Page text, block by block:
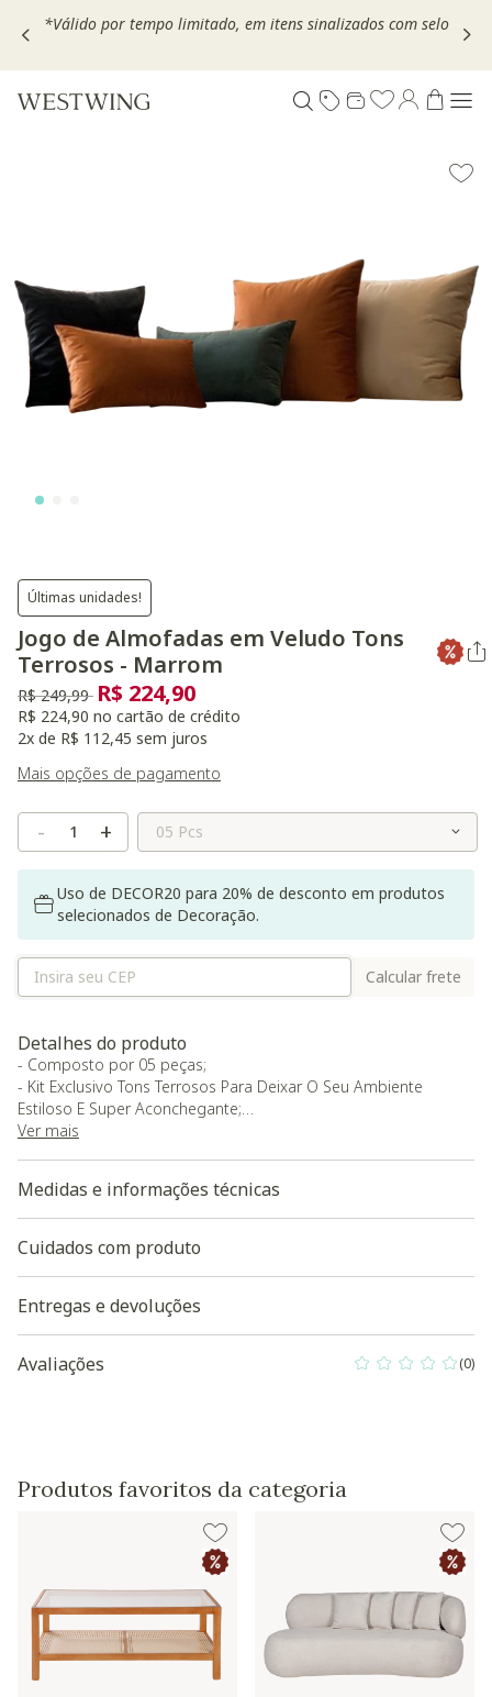
*Válido por tempo limitado, em itens sinalizados com selo
Últimas unidades!
Jogo de Almofadas em Veludo Tons
Terrosos - Marrom
Preço reduzido de
R$ 249,99 para
R$ 224,90
R$ 224,90 no cartão de crédito
2x de R$ 112,45 sem juros
Mais opções de pagamento
- + Selecione o Tamanho
Uso de DECOR20 para 20% de desconto em produtos
selecionados de Decoração.
Calcular frete
Detalhes do produto
- Composto por 05 peças;
- Kit Exclusivo Tons Terrosos Para Deixar O Seu Ambiente
Estiloso E Super Aconchegante;
- Composição De Peças Em Tecidos De Alto Padrão, Design
Almofada Veludo Cobre 30X50 / 1 Almofada Em Veludo Verde
Musgo 30X50 / 1 Almofada Em Veludo Cobre 50X50 / 1
Almofada Em Veludo Ofwhite 50X50.
Ver mais
Medidas e informações técnicas
Cuidados com produto
Entregas e devoluções
Avaliações 0 out of 5 (0)
Produtos favoritos da categoria